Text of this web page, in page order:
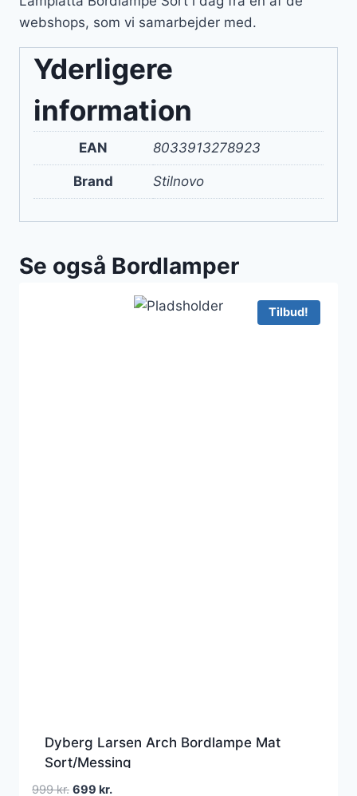
webshops, som vi samarbejder med.
Yderligere
information
EAN 8033913278923
Brand Stilnovo
Se også Bordlamper
Tilbud!
Dyberg Larsen Arch Bordlampe Mat
Sort/Messing
999kr. Den
699 kr.Den